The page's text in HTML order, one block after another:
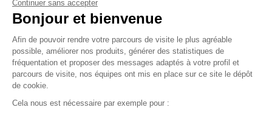
Vendez vos produits
Plan du site
© 2016 –Organisation SAFI
Continuer sans accepter
Bonjour et bienvenue
Afin de pouvoir rendre votre parcours de visite le plus agréable
possible, améliorer nos produits, générer des statistiques de
fréquentation et proposer des messages adaptés à votre profil et
parcours de visite, nos équipes ont mis en place sur ce site le dépôt
de cookie.
Cela nous est nécessaire par exemple pour :